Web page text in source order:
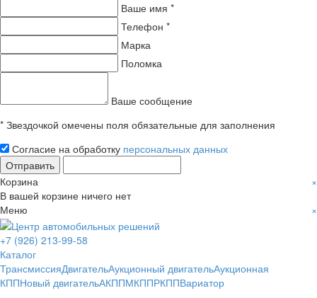
Ваше имя *
Телефон *
Марка
Поломка
Ваше сообщение
* Звездочкой омечены поля обязательные для заполнения
Согласие на обработку персональных данных
Отправить
Корзина
×
В вашей корзине ничего нет
Меню
×
+7 (926) 213-99-58
Каталог
ТрансмиссияДвигательАукционный двигательАукционная
КППНовый двигательАКППМКППРКППВариатор